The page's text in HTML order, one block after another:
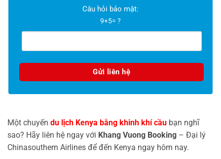
Câu hỏi bảo mật:
9+5= ?
Một chuyến du lịch Kenya bằng khinh khí cầu bạn nghĩ
sao? Hãy liên hệ ngay với Khang Vuong Booking – Đại lý
Chinasouthern Airlines để đến Kenya ngay hôm nay.